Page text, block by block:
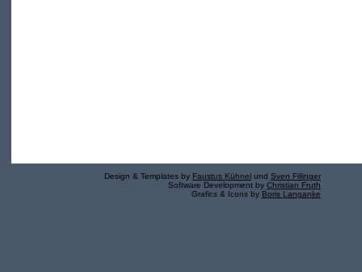
Design & Templates by Faustus Kühnel und Sven Fillinger
Software Development by Christian Fruth
Grafics & Icons by Boris Langanke